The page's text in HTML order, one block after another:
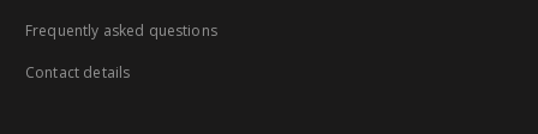
Frequently asked questions
Contact details